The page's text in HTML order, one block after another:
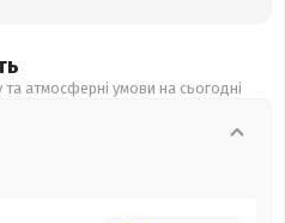
атмосферні умови на сьогодні